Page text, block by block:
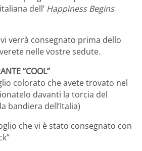
dell’ Happiness Begins
verrà consegnato prima dello
nelle vostre sedute.
“COOL”
colorato che avete trovato nel
davanti la torcia del
bandiera dell’Italia)
che vi è stato consegnato con